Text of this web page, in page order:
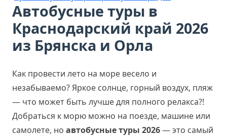
Автобусные туры в
Краснодарский край 2026
из Брянска и Орла
Как провести лето на море весело и
незабываемо? Яркое солнце, горный воздух, пляж
— что может быть лучше для полного релакса?!
Добраться к морю можно на поезде, машине или
самолете, но автобусные туры 2026— это самый